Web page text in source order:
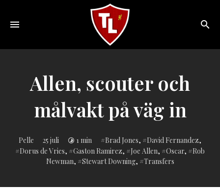
Sveriges
online
magazine!
Allen, scouter och
målvakt på väg in
Pelle 25 juli 1 min
Inlagd
i:
Brad Jones, David Fernandez,
Dorus de Vries, Gaston Ramirez, Joe Allen, Oscar,
Rob
Newman, Stewart Downing, Transfers